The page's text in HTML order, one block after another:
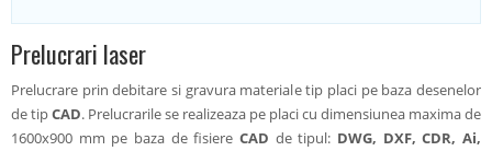
Prelucrari laser
Prelucrare prin debitare si gravura materiale tip placi pe baza desenelor
de tipCAD. Prelucrarile se realizeaza pe placi cu dimensiunea maxima de
1600x900 mm pe baza de fisiere CAD de tipul: DWG, DXF, CDR, Ai,